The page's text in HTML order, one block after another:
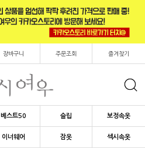
장바구니 주문조회 즐겨찾기
베스트50 슬립 보정속옷
이너웨어 잠옷 섹시속옷